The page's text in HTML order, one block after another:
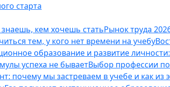
старта
кем хочешь статьРынок труда
тем, у кого нет времени на учебу
образование и развитие личности:
успеха не бываетВыбор профессии
почему мы застреваем в учебе и как из